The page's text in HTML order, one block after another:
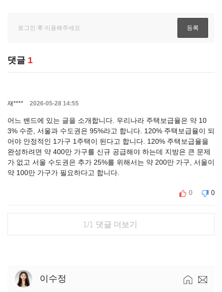
댓글 1
재**** 2026-05-28 14:55
어느 밴드에 있는 글을 소개합니다. 우리나라 주택보급율은 약 10
3% 수준, 서울과 수도권은 95%라고 합니다. 120% 주택보급율이 되
어야 안정적인 1가구 1주택이 된다고 합니다. 120% 주택보급율을
완성하려면 약 400만 가구를 신규 공급해야 하는데 지방은 큰 문제
가 없고 서울 수도권은 추가 25%를 위해서는 약 200만 가구, 서울이
약 100만 가구가 필요하다고 합니다.
0 0
1/1 댓글 더보기
이수정